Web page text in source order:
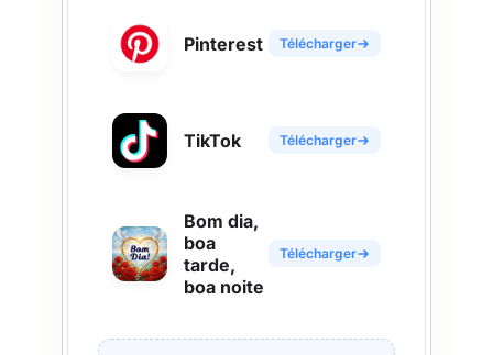
Pinterest Télécharger
TikTok Télécharger
Bom dia,
boa
tarde,
boa noite
Télécharger